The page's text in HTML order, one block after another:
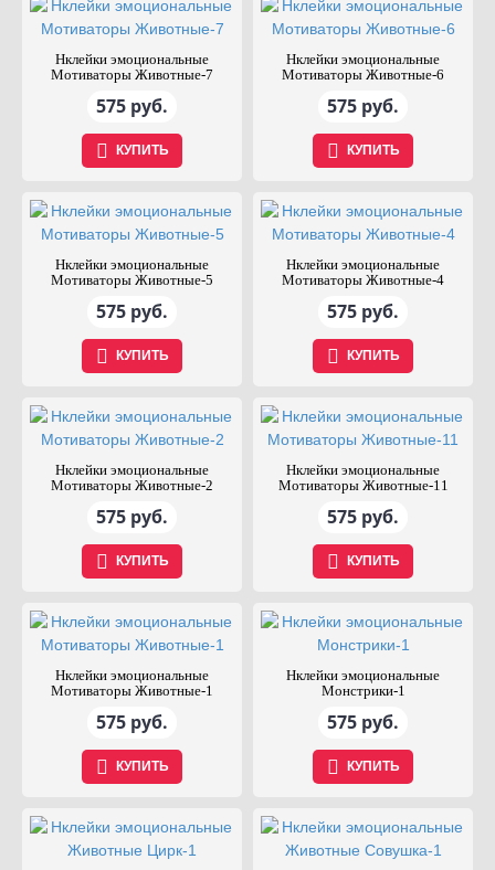
Нклейки эмоциональные
Мотиваторы Животные-7
575 руб.
КУПИТЬ
Нклейки эмоциональные
Мотиваторы Животные-6
575 руб.
КУПИТЬ
Нклейки эмоциональные
Мотиваторы Животные-5
575 руб.
КУПИТЬ
Нклейки эмоциональные
Мотиваторы Животные-4
575 руб.
КУПИТЬ
Нклейки эмоциональные
Мотиваторы Животные-2
575 руб.
КУПИТЬ
Нклейки эмоциональные
Мотиваторы Животные-11
575 руб.
КУПИТЬ
Нклейки эмоциональные
Мотиваторы Животные-1
575 руб.
КУПИТЬ
Нклейки эмоциональные
Монстрики-1
575 руб.
КУПИТЬ